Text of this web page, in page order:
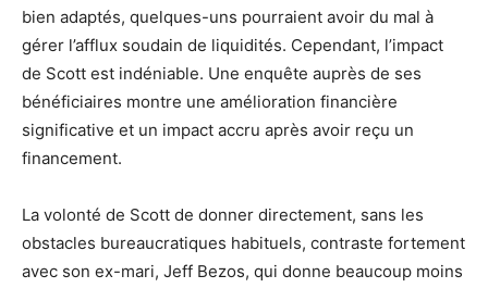
bien adaptés, quelques-uns pourraient avoir du mal à
gérer l’afflux soudain de liquidités. Cependant, l’impact
de Scott est indéniable. Une enquête auprès de ses
bénéficiaires montre une amélioration financière
significative et un impact accru après avoir reçu un
financement.
La volonté de Scott de donner directement, sans les
obstacles bureaucratiques habituels, contraste fortement
avec son ex-mari, Jeff Bezos, qui donne beaucoup moins